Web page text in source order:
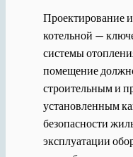
Проектирование и
котельной —
системы
помещение
строительным и
установленным
безопасности
эксплуатации